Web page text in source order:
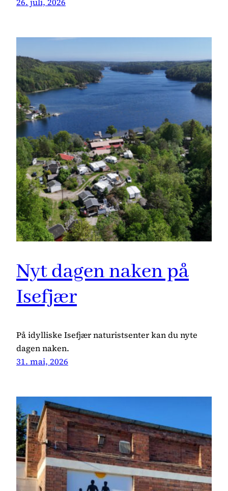
Nyt dagen naken på
Isefjær
På idylliske Isefjær naturistsenter kan du nyte
dagen naken.
31. mai, 2026